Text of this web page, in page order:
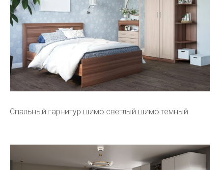
Спальный гарнитур шимо светлый шимо темный